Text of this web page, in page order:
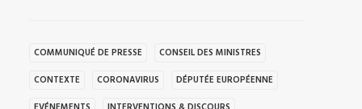
COMMUNIQUÉ DE PRESSE
CONSEIL DES MINISTRES
CONTEXTE
CORONAVIRUS
DÉPUTÉE EUROPÉENNE